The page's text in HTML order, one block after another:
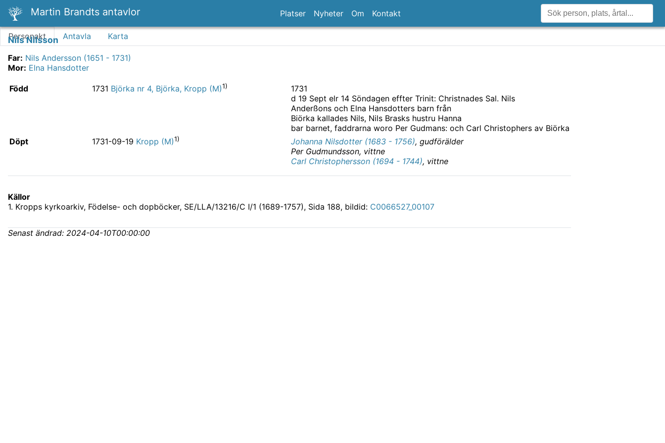
Martin Brandts antavlor Platser Nyheter Om Kontakt
Personakt Antavla Karta
Nils Nilsson
Far: Nils Andersson (1651 - 1731)
Mor: Elna Hansdotter
Född 1731 Björka nr 4, Björka, Kropp (M)1)
1731
d 19 Sept elr 14 Söndagen effter Trinit: Christnades Sal. Nils
Anderßons och Elna Hansdotters barn från
Biörka kallades Nils, Nils Brasks hustru Hanna
bar barnet, faddrarna woro Per Gudmans: och Carl Christophers av Biörka
Döpt
1731-09-19 Kropp (M)1) Johanna Nilsdotter (1683 - 1756), gudförälder
Per Gudmundsson, vittne
Carl Christophersson (1694 - 1744), vittne
Källor
1. Kropps kyrkoarkiv, Födelse- och dopböcker, SE/LLA/13216/C I/1 (1689-1757), Sida 188, bildid: C0066527_00107
Senast ändrad: 2024-04-10T00:00:00